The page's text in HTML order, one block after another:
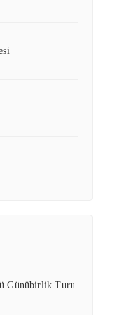
Günübirlik Turu